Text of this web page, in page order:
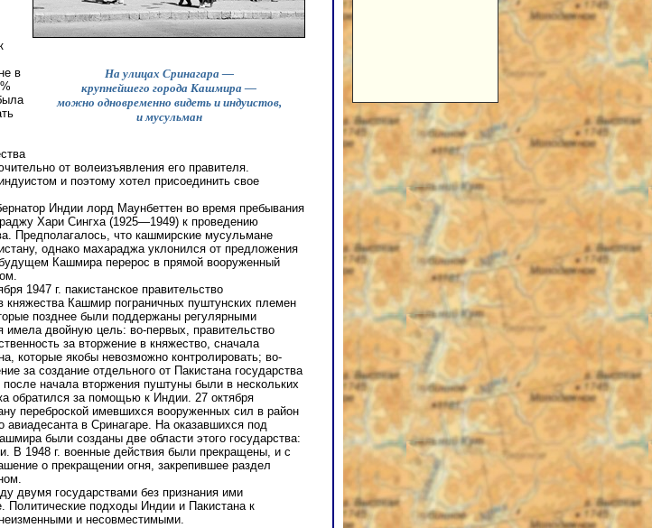
На улицах Сринагара —
крупнейшего города Кашмира —
можно одновременно видеть и индуистов,
и мусульман
в
от волеизъявления его правителя.
и поэтому хотел присоединить свое
Индии лорд Маунбеттен во время пребывания
Хари Сингха (1925—1949) к проведению
Предполагалось, что кашмирские мусульмане
однако махараджа уклонился от предложения
Кашмира перерос в прямой вооруженный
1947 г. пакистанское правительство
княжества Кашмир пограничных пуштунских племен
позднее были поддержаны регулярными
имела двойную цель: во-первых, правительство
за вторжение в княжество, сначала
которые якобы невозможно контролировать; во-
за создание отдельного от Пакистана государства
начала вторжения пуштуны были в нескольких
обратился за помощью к Индии. 27 октября
переброской имевшихся вооруженных сил в район
авиадесанта в Сринагаре. На оказавшихся под
были созданы две области этого государства:
В 1948 г. военные действия были прекращены, и с
о прекращении огня, закрепившее раздел
двумя государствами без признания ими
Политические подходы Индии и Пакистана к
и несовместимыми.